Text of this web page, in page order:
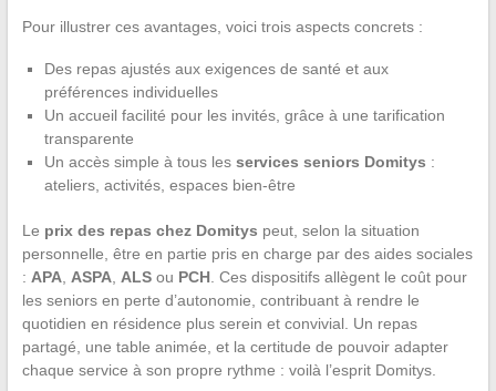
Pour illustrer ces avantages, voici trois aspects concrets :
Des repas ajustés aux exigences de santé et aux
préférences individuelles
Un accueil facilité pour les invités, grâce à une tarification
transparente
Un accès simple à tous les services seniors Domitys :
ateliers, activités, espaces bien-être
Le prix des repas chez Domitys peut, selon la situation
personnelle, être en partie pris en charge par des aides sociales
: APA, ASPA, ALSou PCH. Ces dispositifs allègent le coût pour
les seniors en perte d’autonomie, contribuant à rendre le
quotidien en résidence plus serein et convivial. Un repas
partagé, une table animée, et la certitude de pouvoir adapter
chaque service à son propre rythme : voilà l’esprit Domitys.